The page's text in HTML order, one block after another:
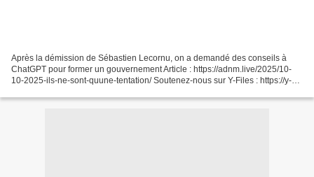
Après la démission de Sébastien Lecornu, on a demandé des conseils à
ChatGPT pour former un gouvernement Article : https://adnm.live/2025/10-
10-2025-ils-ne-sont-quune-tentation/ Soutenez-nous sur Y-Files : https://y-